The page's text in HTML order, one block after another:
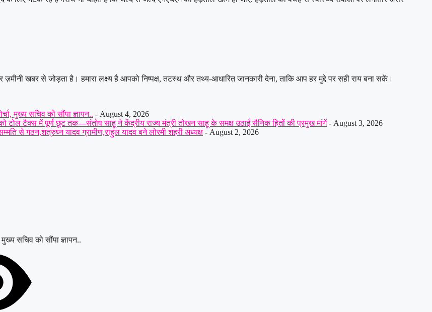
खबर से जोड़ता है। हमारा लक्ष्य है आपको निष्पक्ष, तटस्थ और तथ्य-आधारित जानकारी देना, ताकि आप हर मुद्दे पर सही राय बना सकें।
मुख्य सचिव को सौंपा ज्ञापन.. - August 4, 2026
टोल टैक्स में पूर्ण छूट तक—संतोष साहू ने केंद्रीय राज्य मंत्री तोखन साहू के समक्ष उठाई सैनिक हितों की प्रमुख मांगें- August 3, 2026
से गठन,शत्रुघ्न यादव ग्रामीण,राहुल यादव बने लोरमी शहरी अध्यक्ष - August 2, 2026